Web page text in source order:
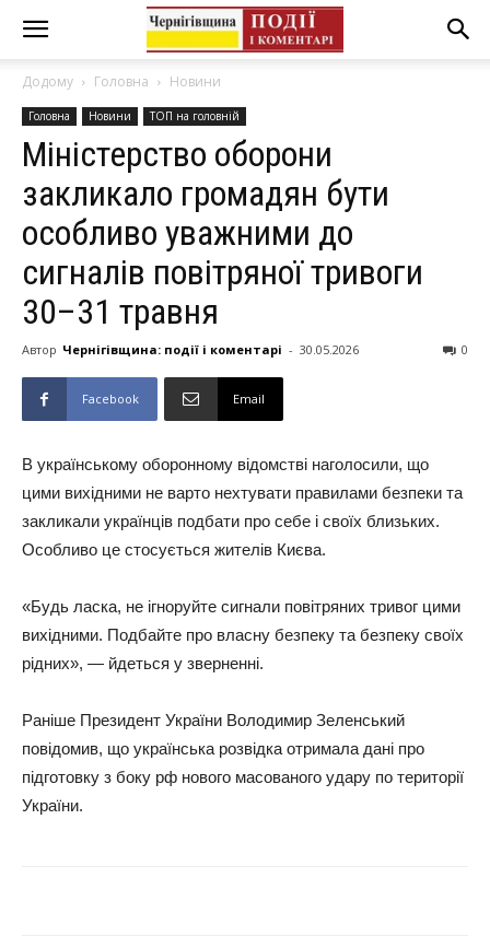
Додому Головна Новини
Головна Новини ТОП на головній
Міністерство оборони
закликало громадян бути
особливо уважними до
сигналів повітряної тривоги
30–31 травня
Автор Чернігівщина: події і коментарі - 30.05.2026 0
Facebook Email
В українському оборонному відомстві наголосили, що
цими вихідними не варто нехтувати правилами безпеки та
закликали українців подбати про себе і своїх близьких.
Особливо це стосується жителів Києва.
«Будь ласка, не ігноруйте сигнали повітряних тривог цими
вихідними. Подбайте про власну безпеку та безпеку своїх
рідних», — йдеться у зверненні.
Раніше Президент України Володимир Зеленський
повідомив, що українська розвідка отримала дані про
підготовку з боку рф нового масованого удару по території
України.